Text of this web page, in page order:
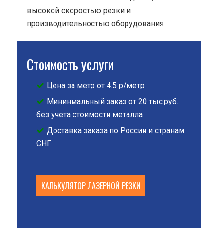
высокой скоростью резки и
производительностью оборудования.
Стоимость услуги
Цена за метр от 4.5 р/метр
Мининмальный заказ от 20 тыс.руб.
без учета стоимости металла
Доставка заказа по России и странам
СНГ
КАЛЬКУЛЯТОР ЛАЗЕРНОЙ РЕЗКИ